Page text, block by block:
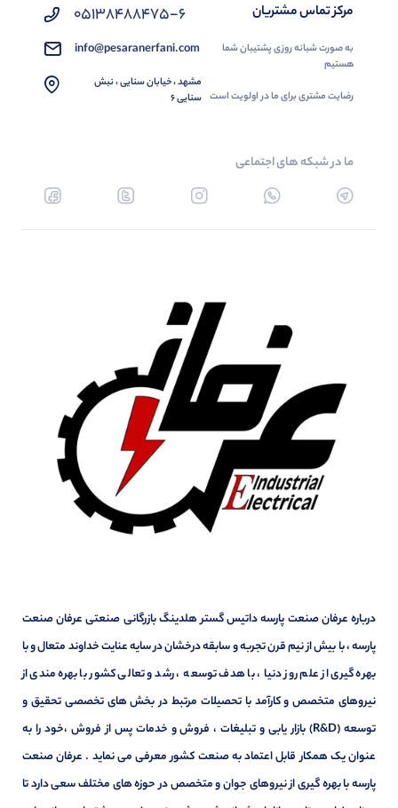
مرکز تماس مشتریان
به صورت شبانه روزی پشتیبان شما
هستیم
رضایت مشتری برای ما در اولویت است
05138488475-6
info@pesaranerfani.com
مشهد ، خیابان سنایی ، نبش
سنایی 6
ما در شبکه های اجتماعی
درباره عرفان صنعت پارسه داتیس گستر هلدینگ بازرگانی صنعتی عرفان صنعت
پارسه ، با بیش از نیم قرن تجربه و سابقه درخشان در سایه عنایت خداوند متعال و با
بهره گیری از علم روز دنیا ، با هدف توسعه ، رشد و تعالی کشور با بهره مندی از
نیروهای متخصص و کارآمد با تحصیلات مرتبط در بخش های تخصصی تحقیق و
توسعه (R&D) بازار یابی و تبلیغات ، فروش و خدمات پس از فروش ،خود را به
عنوان یک همکار قابل اعتماد به صنعت کشور معرفی می نماید . عرفان صنعت
پارسه با بهره گیری از نیروهای جوان و متخصص در حوزه های مختلف سعی دارد تا